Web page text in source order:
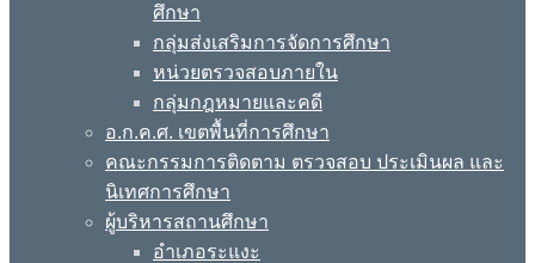
ศึกษา
กลุ่มส่งเสริมการจัดการศึกษา
หน่วยตรวจสอบภายใน
กลุ่มกฎหมายและคดี
อ.ก.ค.ศ. เขตพื้นที่การศึกษา
คณะกรรมการติดตาม ตรวจสอบ ประเมินผล และ
นิเทศการศึกษา
ผู้บริหารสถานศึกษา
อำเภอระแงะ